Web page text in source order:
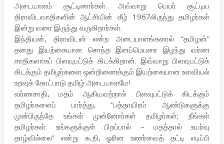
அடையாளம் சூட்டினார்கள். அவ்வாறு பெயர் சூட்டிய
திராவிடவாதிகளின் ஆட்சியின் கீழ் 1967லிருந்து தமிழர்கள்
இன்று வரை இருந்து வருகிறார்கள்.
இந்தியன், திராவிடன் என்ற அடையாளங்களால் “தமிழன்”
தனது இயற்கையான சொந்த இனப்பெயரை இழந்து வர்ண
சாதிகளாகப் பிளவுபட்டுக் கிடக்கிறான். இவ்வாறு பிளவுபட்டுக்
கிடக்கும் தமிழர்களை ஒன்றிணைக்கும் இயற்கையான உளவியல்
உறவுக் கோட்பாடு தமிழ் அடையாளமே!
வர்ணசாதி, மதம் ஆகியவற்றால் பிளவுபட்டுக் கிடக்கும்
தமிழர்களைப் பார்த்து, “பத்தாயிரம் ஆண்டுகளுக்கு
முன்பிருந்தே உங்கள் முன்னோர்கள் தமிழர்கள்; நீங்கள்
தமிழர்கள். உங்களுக்குள் பிறப்பால் – மதத்தால் உயர்வு
தாழ்வில்லை” என்று கூறி, ஓரின உணர்வைத் தட்டி எடிப்பி